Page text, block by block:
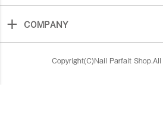
COMPANY
Copyright(C)Nail Parfait